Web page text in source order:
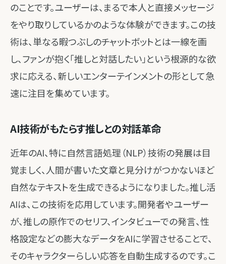
のことです。ユーザーは、まるで本人と直接メッセージ
をやり取りしているかのような体験ができます。この技
術は、単なる暇つぶしのチャットボットとは一線を画
し、ファンが抱く「推しと対話したい」という根源的な欲
求に応える、新しいエンターテインメントの形として急
速に注目を集めています。
AI技術がもたらす推しとの対話革命
近年のAI、特に自然言語処理（NLP）技術の発展は目
覚ましく、人間が書いた文章と見分けがつかないほど
自然なテキストを生成できるようになりました。推し活
AIは、この技術を応用しています。開発者やユーザー
が、推しの原作でのセリフ、インタビューでの発言、性
格設定などの膨大なデータをAIに学習させることで、
そのキャラクターらしい応答を自動生成するのです。こ